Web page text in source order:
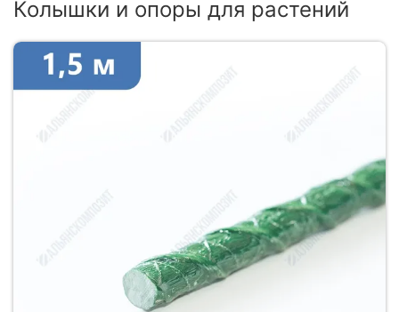
Колышки и опоры для растений